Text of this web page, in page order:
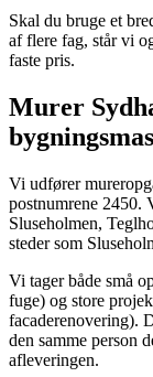
Skal du bruge et
af flere fag, står vi
faste pris.
Murer
Vi udfører
postnumrene 2450.
Sluseholmen,
steder som
Vi tager både små
fuge) og store
facaderenovering).
den samme person
afleveringen.